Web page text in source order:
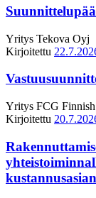
Yritys Tekova Oyj
Kirjoitettu
Yritys FCG
Kirjoitettu